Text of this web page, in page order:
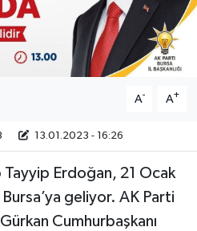
A- A+
13.01.2023 - 16:26
Tayyip Erdoğan, 21 Ocak
geliyor. AK Parti
Cumhurbaşkanı